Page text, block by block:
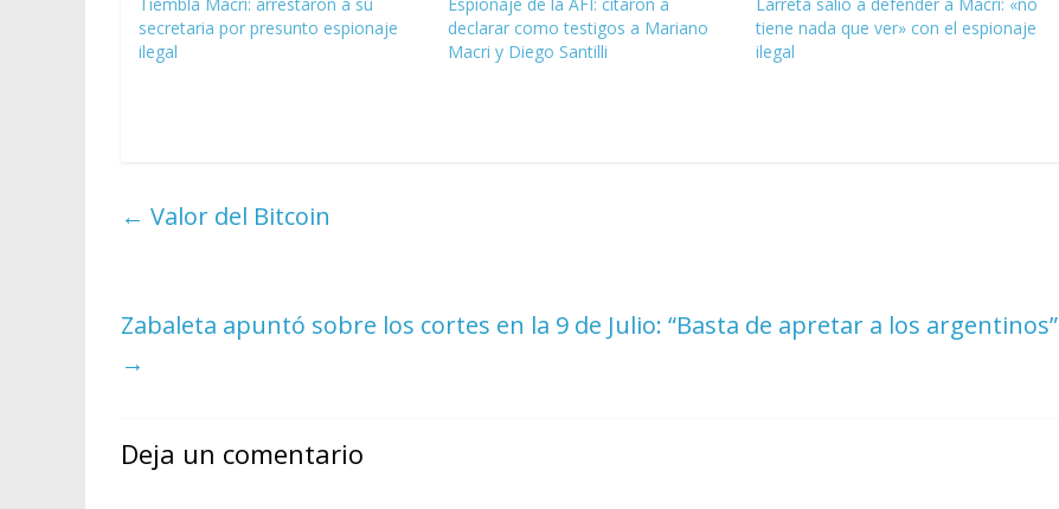
secretaria por presunto espionaje
ilegal
declarar como testigos a Mariano
Macri y Diego Santilli
tiene nada que ver» con el espionaje
ilegal
← Valor del Bitcoin
Zabaleta apuntó sobre los cortes en la 9 de Julio: “Basta de apretar a los argentinos”
→
Deja un comentario